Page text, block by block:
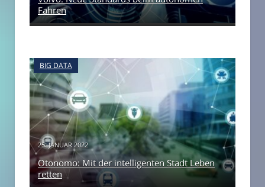
Fahren
BIG DATA
25. JANUAR 2022
Otonomo: Mit der intelligenten Stadt Leben
retten